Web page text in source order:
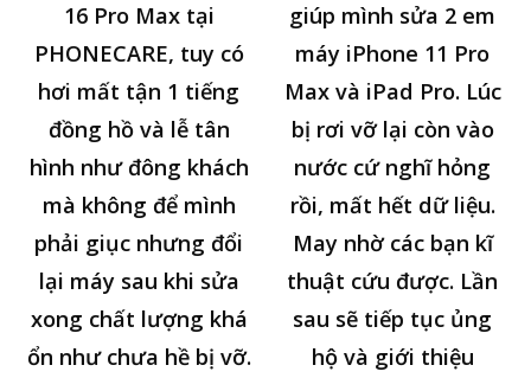
16 Pro Max tại
PHONECARE, tuy có
hơi mất tận 1 tiếng
đồng hồ và lễ tân
hình như đông khách
mà không để mình
phải giục nhưng đổi
lại máy sau khi sửa
xong chất lượng khá
ổn như chưa hề bị vỡ.
giúp mình sửa 2 em
máy iPhone 11 Pro
Max và iPad Pro. Lúc
bị rơi vỡ lại còn vào
nước cứ nghĩ hỏng
rồi, mất hết dữ liệu.
May nhờ các bạn kĩ
thuật cứu được. Lần
sau sẽ tiếp tục ủng
hộ và giới thiệu